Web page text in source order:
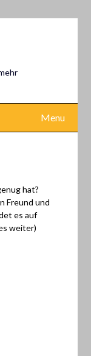
Menu
hat?
Freund und
es auf
weiter)